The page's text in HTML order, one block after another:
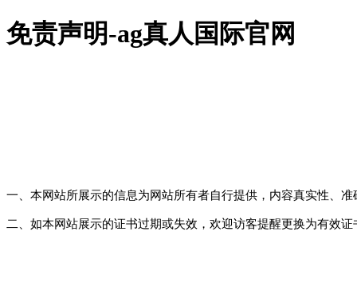
免责声明-ag真人国际官网
一、本网站所展示的信息为网站所有者自行提供，内容真实性、
二、如本网站展示的证书过期或失效，欢迎访客提醒更换为有效